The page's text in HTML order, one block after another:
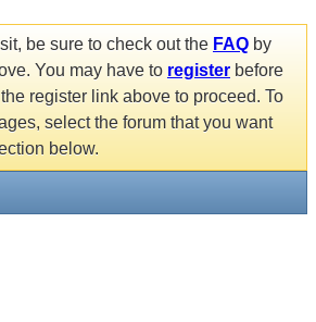
be sure to check out the FAQ by
You may have to register before
register link above to proceed. To
select the forum that you want
below.